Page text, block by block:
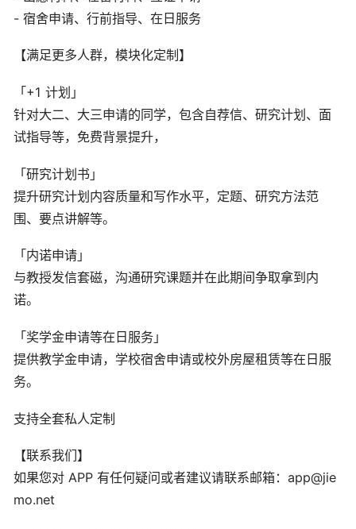
- 宿舍申请、行前指导、在日服务
【满足更多人群，模块化定制】
「+1 计划」
针对大二、大三申请的同学，包含自荐信、研究计划、面
试指导等，免费背景提升，
「研究计划书」
提升研究计划内容质量和写作水平，定题、研究方法范
围、要点讲解等。
「内诺申请」
与教授发信套磁，沟通研究课题并在此期间争取拿到内
诺。
「奖学金申请等在日服务」
提供教学金申请，学校宿舍申请或校外房屋租赁等在日服
务。
支持全套私人定制
【联系我们】
如果您对 APP 有任何疑问或者建议请联系邮箱：app@jie
mo.net